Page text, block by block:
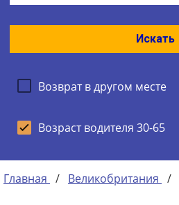
Искать
Возврат в другом месте
Возраст водителя 30-65
Главная / Великобритания /